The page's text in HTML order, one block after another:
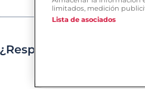
foto no ha sido aceptada?
notas de audio?
gestionar la descripción
¿Responde esta
limitados, medición
Lista de asociados